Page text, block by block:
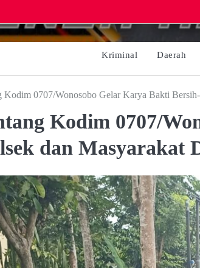
Kriminal
Daerah
0707/Wonosobo Gelar Karya Bakti
Kodim 0707/
dan Masyarakat